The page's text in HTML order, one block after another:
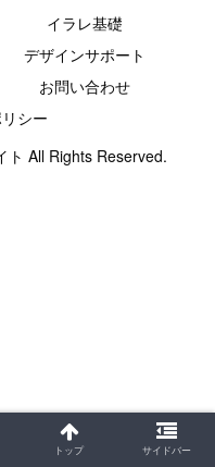
イラレ基礎
デザインサポート
お問い合わせ
シー
All Rights Reserved.
トップ サイドバー